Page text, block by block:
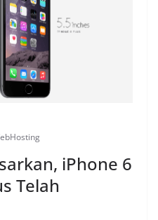
iPhone 6
Telah